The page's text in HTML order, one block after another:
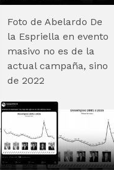
Foto de Abelardo De
la Espriella en evento
masivo no es de la
actual campaña, sino
de 2022